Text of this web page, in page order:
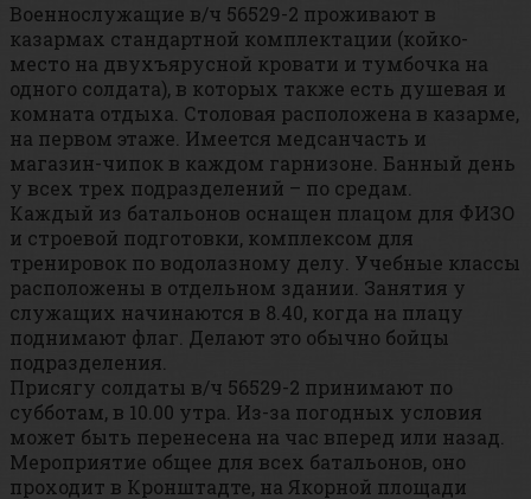
Военнослужащие в/ч 56529-2 проживают в
казармах стандартной комплектации (койко-
место на двухъярусной кровати и тумбочка на
одного солдата), в которых также есть душевая и
комната отдыха. Столовая расположена в казарме,
на первом этаже. Имеется медсанчасть и
магазин-чипок в каждом гарнизоне. Банный день
у всех трех подразделений – по средам.
Каждый из батальонов оснащен плацом для ФИЗО
и строевой подготовки, комплексом для
тренировок по водолазному делу. Учебные классы
расположены в отдельном здании. Занятия у
служащих начинаются в 8.40, когда на плацу
поднимают флаг. Делают это обычно бойцы
подразделения.
Присягу солдаты в/ч 56529-2 принимают по
субботам, в 10.00 утра. Из-за погодных условия
может быть перенесена на час вперед или назад.
Мероприятие общее для всех батальонов, оно
проходит в Кронштадте, на Якорной площади